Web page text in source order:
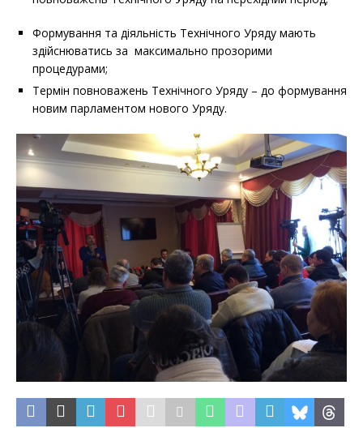
Формування та діяльність Технічного Уряду мають
здійснюватись за максимально прозорими
процедурами;
Термін повноважень Технічного Уряду – до формування
новим парламентом нового Уряду.